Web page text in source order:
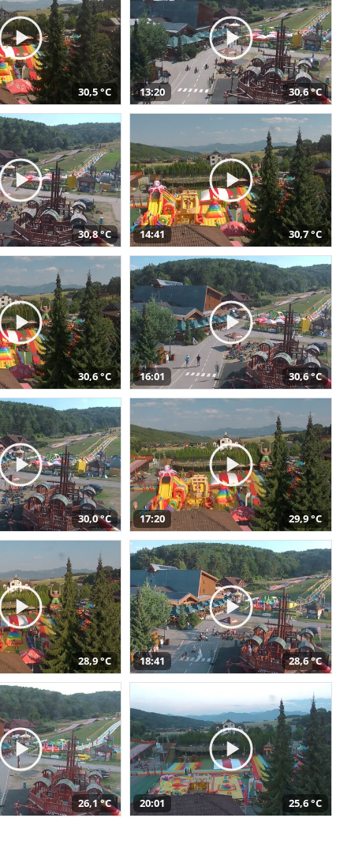
30,5 °C 13:20 30,6 °C
30,8 °C 14:41 30,7 °C
30,6 °C 16:01 30,6 °C
30,0 °C 17:20 29,9 °C
28,9 °C 18:41 28,6 °C
26,1 °C 20:01 25,6 °C